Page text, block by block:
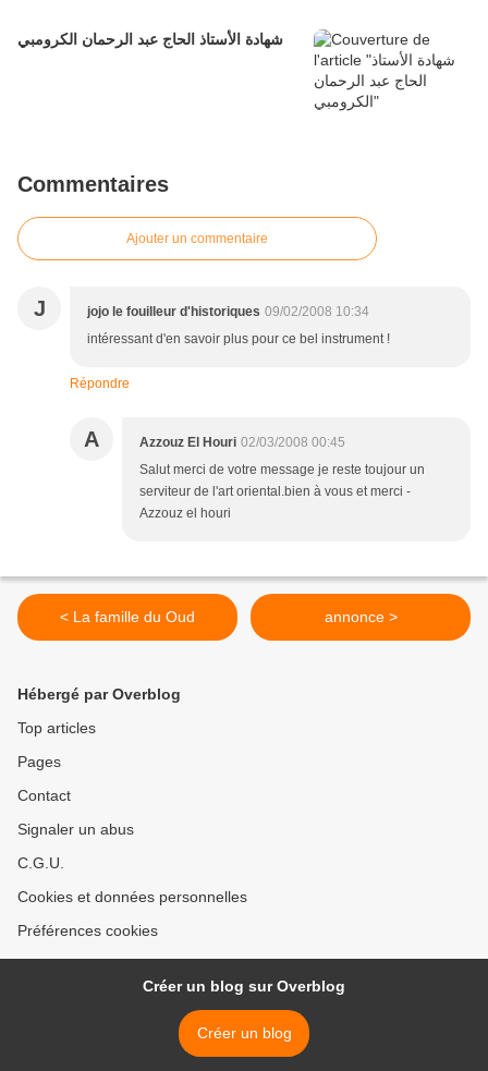
شهادة الأستاذ الحاج عبد الرحمان الكرومبي
Commentaires
Ajouter un commentaire
J jojo le fouilleur d'historiques 09/02/2008 10:34
intéressant d'en savoir plus pour ce bel instrument !
Répondre
A Azzouz El Houri 02/03/2008 00:45
Salut merci de votre message je reste toujour un
serviteur de l'art oriental.bien à vous et merci -
Azzouz el houri
< La famille du Oud annonce >
Hébergé par Overblog
Top articles
Pages
Contact
Signaler un abus
C.G.U.
Cookies et données personnelles
Préférences cookies
Créer un blog sur Overblog
Créer un blog